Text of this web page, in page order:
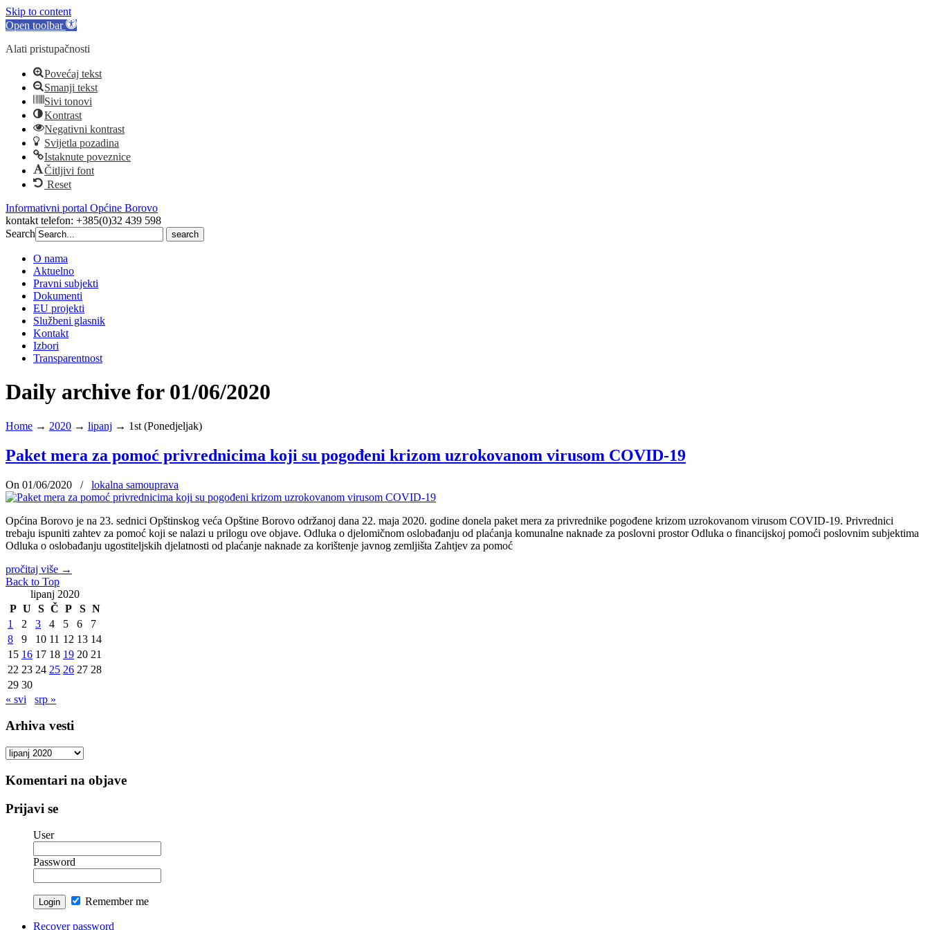
Skip to content
Open toolbar
Alati pristupačnosti
Povećaj tekst
Smanji tekst
Sivi tonovi
Kontrast
Negativni kontrast
Svijetla pozadina
Istaknute poveznice
Čitljivi font
Reset
Informativni portal Općine Borovo
kontakt telefon: +385(0)32 439 598
Search
Search
O nama
Aktuelno
Pravni subjekti
Dokumenti
EU projekti
Službeni glasnik
Kontakt
Izbori
Transparentnost
Daily archive for 01/06/2020
Home → 2020 → lipanj → 1st (Ponedjeljak)
Paket mera za pomoć privrednicima koji su pogođeni krizom uzrokovanom virusom COVID-19
On 01/06/2020 / lokalna samouprava
Općina Borovo je na 23. sednici Opštinskog veća Opštine Borovo održanoj dana 22. maja 2020. godine donela paket mera za privrednike pogođene krizom uzrokovanom virusom COVID-19. Privrednici
trebaju ispuniti zahtev za pomoć koji se nalazi u prilogu ove objave. Odluka o djelomičnom oslobađanju od plaćanja komunalne naknade za poslovni prostor Odluka o financijskoj pomoći poslovnim subjektima
Odluka o oslobađanju ugostiteljskih djelatnosti od plaćanje naknade za korištenje javnog zemljišta Zahtjev za pomoć
pročitaj više →
Back to Top
lipanj 2020
P U S Č P S N
1
2 3 4 5 6
7
8
9 10 11 12 13 14
15 16 17 18 19 20 21
22 23 24 25 26 27 28
29 30
« svi
srp »
Arhiva vesti
Arhiva
Komentari na objave
Prijavi se
User
Password
Remember me
Recover password